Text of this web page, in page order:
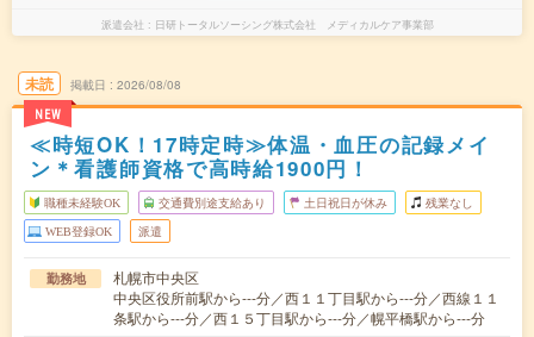
派遣会社 日研トータルソーシング株式会社 メディカルケア事業部
未読
NEW
掲載日 2026/08/08
≪時短OK！17時定時≫体温・血圧の記録メイ
ン＊看護師資格で高時給1900円！
職種未経験OK 交通費別途支給あり 土日祝日が休み 残業なし
WEB登録OK 派遣
勤務地
札幌市中央区
中央区役所前駅から---分／西１１丁目駅から---分／西線１１
条駅から---分／西１５丁目駅から---分／幌平橋駅から---分